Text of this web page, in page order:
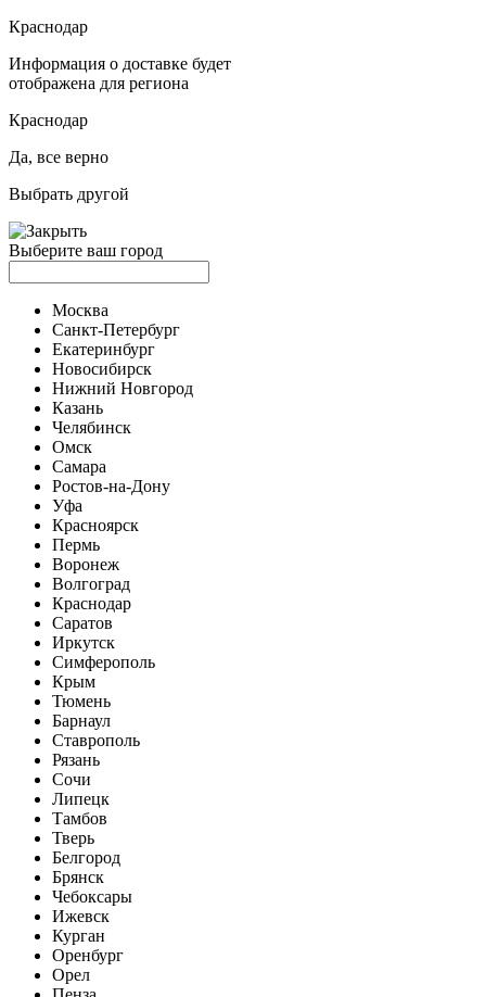
Краснодар
Информация о доставке будет
отображена для региона
Краснодар
Да, все верно
Выбрать другой
Выберите ваш город
Москва
Санкт-Петербург
Екатеринбург
Новосибирск
Нижний Новгород
Казань
Челябинск
Омск
Самара
Ростов-на-Дону
Уфа
Красноярск
Пермь
Воронеж
Волгоград
Краснодар
Саратов
Иркутск
Симферополь
Крым
Тюмень
Барнаул
Ставрополь
Рязань
Сочи
Липецк
Тамбов
Тверь
Белгород
Брянск
Чебоксары
Ижевск
Курган
Оренбург
Орел